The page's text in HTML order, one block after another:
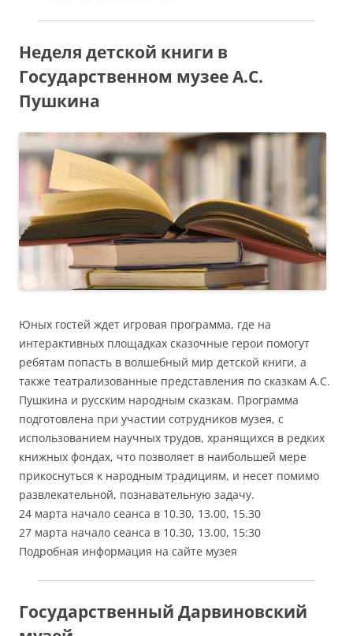
Неделя детской книги в
Государственном музее А.С.
Пушкина
Юных гостей ждет игровая программа, где на
интерактивных площадках сказочные герои помогут
ребятам попасть в волшебный мир детской книги, а
также театрализованные представления по сказкам А.С.
Пушкина и русским народным сказкам. Программа
подготовлена при участии сотрудников музея, с
использованием научных трудов, хранящихся в редких
книжных фондах, что позволяет в наибольшей мере
прикоснуться к народным традициям, и несет помимо
развлекательной, познавательную задачу.
24 марта начало сеанса в 10.30, 13.00, 15.30
27 марта начало сеанса в 10.30, 13.00, 15:30
Подробная информация на сайте музея
Государственный Дарвиновский